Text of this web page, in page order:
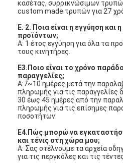
κασέτας, συρρικνώσιμων
custom made τρυπών για 27
Ε. 2. Ποια είναι η εγγύηση και
προϊόντων;
Α: 1 έτος εγγύηση για όλα τα
τους κινητήρες.
Ε3.Ποιο είναι το χρόνο
παραγγελίες;
Α:7~10 ημέρες μετά την
πληρωμής για τις παραγγελίες
30 έως 45 ημέρες από την
πληρωμής για τις επίσημες
ποσοτήτων
Ε4.Πώς μπορώ να
και τένις στη χώρα μου;
Α: Σας στέλνουμε τα αρχεία
για τις περγκόλες και τις